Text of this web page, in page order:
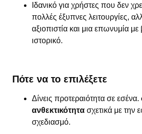
Ιδανικό για χρήστες που δεν
πολλές έξυπνες λειτουργίες,
αξιοπιστία και μια επωνυμία με
ιστορικό.
Πότε να το επιλέξετε
Δίνεις προτεραιότητα σε εσένα.
ανθεκτικότητα σχετικά με την
σχεδιασμό.